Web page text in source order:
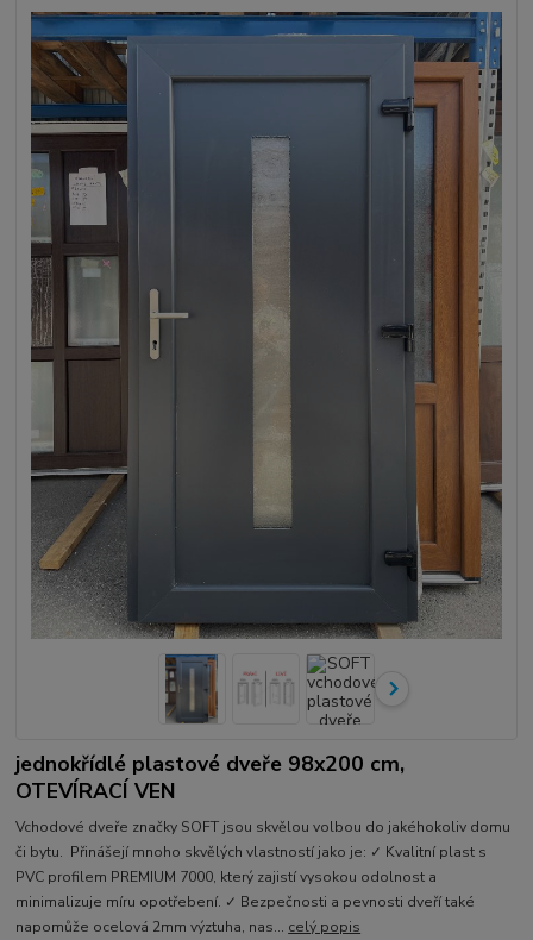
jednokřídlé plastové dveře 98x200 cm,
OTEVÍRACÍ VEN
Vchodové dveře značky SOFT jsou skvělou volbou do jakéhokoliv domu
či bytu. Přinášejí mnoho skvělých vlastností jako je: ✓ Kvalitní plast s
PVC profilem PREMIUM 7000, který zajistí vysokou odolnost a
minimalizuje míru opotřebení. ✓ Bezpečnosti a pevnosti dveří také
napomůže ocelová 2mm výztuha, nas... celý popis